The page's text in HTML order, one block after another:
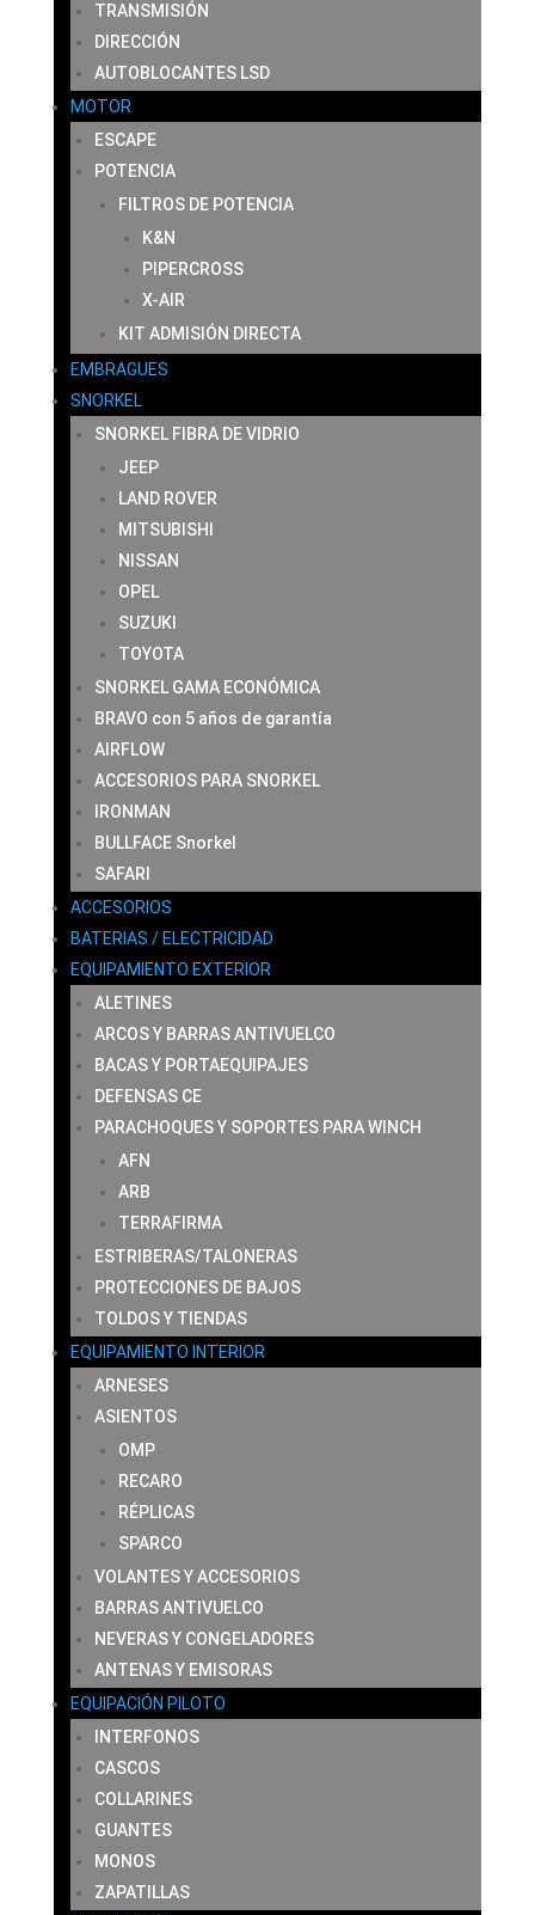
TRANSMISIÓN
DIRECCIÓN
AUTOBLOCANTES LSD
MOTOR
ESCAPE
POTENCIA
FILTROS DE POTENCIA
K&N
PIPERCROSS
X-AIR
KIT ADMISIÓN DIRECTA
EMBRAGUES
SNORKEL
SNORKEL FIBRA DE VIDRIO
JEEP
LAND ROVER
MITSUBISHI
NISSAN
OPEL
SUZUKI
TOYOTA
SNORKEL GAMA ECONÓMICA
BRAVO con 5 años de garantía
AIRFLOW
ACCESORIOS PARA SNORKEL
IRONMAN
BULLFACE Snorkel
SAFARI
ACCESORIOS
BATERIAS / ELECTRICIDAD
EQUIPAMIENTO EXTERIOR
ALETINES
ARCOS Y BARRAS ANTIVUELCO
BACAS Y PORTAEQUIPAJES
DEFENSAS CE
PARACHOQUES Y SOPORTES PARA WINCH
AFN
ARB
TERRAFIRMA
ESTRIBERAS/TALONERAS
PROTECCIONES DE BAJOS
TOLDOS Y TIENDAS
EQUIPAMIENTO INTERIOR
ARNESES
ASIENTOS
OMP
RECARO
RÉPLICAS
SPARCO
VOLANTES Y ACCESORIOS
BARRAS ANTIVUELCO
NEVERAS Y CONGELADORES
ANTENAS Y EMISORAS
EQUIPACIÓN PILOTO
INTERFONOS
CASCOS
COLLARINES
GUANTES
MONOS
ZAPATILLAS